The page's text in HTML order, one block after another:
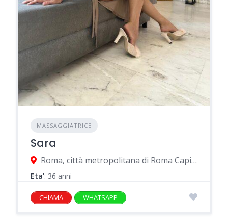
MASSAGGIATRICE
Sara
Roma, città metropolitana di Roma Capitale, Italia
Eta': 36 anni
CHIAMA WHATSAPP